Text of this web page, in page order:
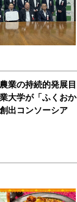
業の持続的発展目
大学が「ふくおか
出コンソーシア